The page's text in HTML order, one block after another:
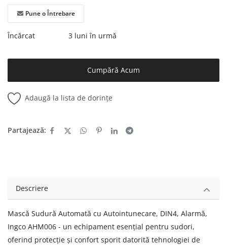
Pune o Întrebare
Încărcat 3 luni în urmă
Cumpără Acum
Adaugă la lista de dorințe
Partajează:
Descriere
Mască Sudură Automată cu Autointunecare, DIN4, Alarmă,
Ingco AHM006 - un echipament esențial pentru sudori,
oferind protecție și confort sporit datorită tehnologiei de